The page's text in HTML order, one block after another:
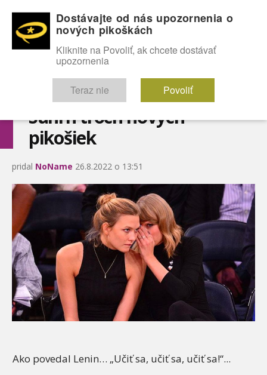
OMG! SEXICE
Súhrn troch nových
pikošiek
pridal NoName 26.8.2022 o 13:51
Ako povedal Lenin… „Učiť sa, učiť sa, učiť sa!“...
Dostávajte od nás upozornenia o
nových pikoškách
Kliknite na Povoliť, ak chcete dostávať
upozornenia
Teraz nie Povoliť